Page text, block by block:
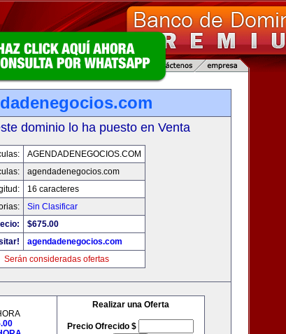
dominio lo ha puesto en Venta
AGENDADENEGOCIOS.COM
agendadenegocios.com
16 caracteres
Sin Clasificar
$675.00
agendadenegocios.com
Serán consideradas ofertas
Realizar una Oferta
Precio Ofrecido $